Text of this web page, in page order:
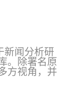
新闻分析研
。除署名原
方视角，并